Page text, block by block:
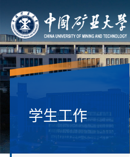
学生工作